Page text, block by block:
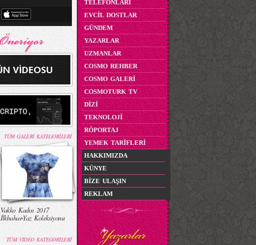
TÜM GALERİ KATEGORİLERİ
Vakko Kadın 2017
İlkbahar-Yaz Koleksiyonu
TÜM VIDEO KATEGORİLERİ
TELEFONLARI
EVCİL DOSTLAR
GÜNDEM
YAZARLAR
UZMANLAR
COSMO REHBER
COSMO GALERİ
COSMOTURK TV
DİZİ
TEKNOLOJİ
RÖPORTAJ
YEMEK TARİFLERİ
HAKKIMIZDA
KÜNYE
BİZE ULAŞIN
REKLAM